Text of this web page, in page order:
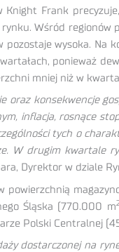
Knight Frank
Wśród regionów
wysoka. Na
ponieważ
mniej niż w
oraz konsekwencje
inflacja, rosnące
tych o
W drugim kwartale
Dyrektor w dziale
powierzchnią
Śląska (770.000 m
Polski Centralnej
dostarczonej na